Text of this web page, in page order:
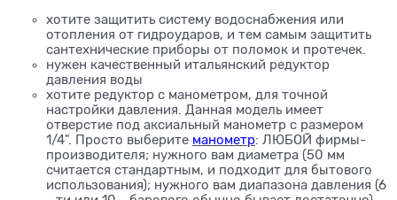
хотите защитить систему водоснабжения или
отопления от гидроударов, и тем самым защитить
сантехнические приборы от поломок и протечек.
нужен качественный итальянский редуктор
давления воды
хотите редуктор с манометром, для точной
настройки давления. Данная модель имеет
отверстие под аксиальный манометр с размером
1/4". Просто выберите манометр: ЛЮБОЙ фирмы-
производителя; нужного вам диаметра (50 мм
считается стандартным, и подходит для бытового
использования); нужного вам диапазона давления (6